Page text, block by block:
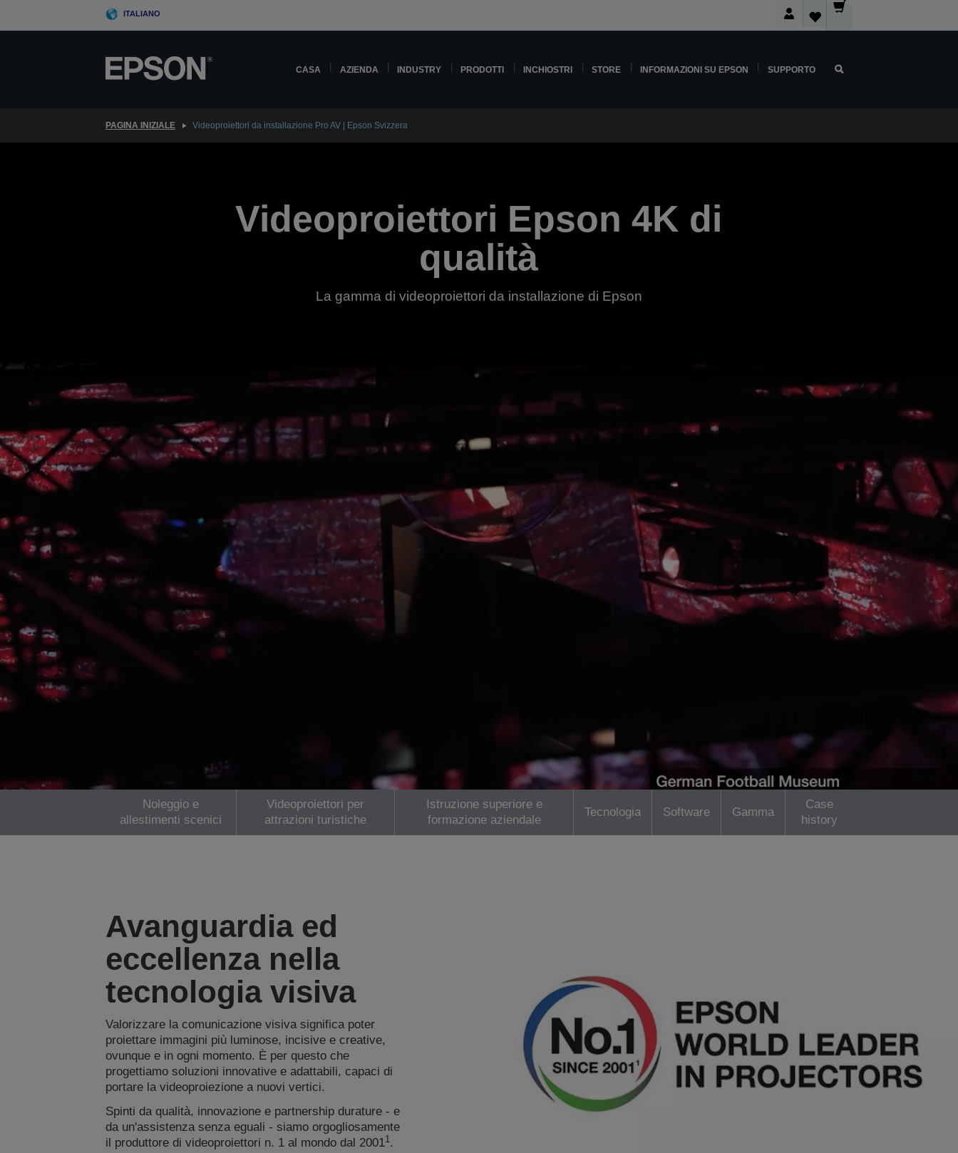
ITALIANO
CASA AZIENDA INDUSTRY PRODOTTI INCHIOSTRI STORE INFORMAZIONI SU EPSON SUPPORTO
PAGINA INIZIALE Videoproiettori da installazione Pro AV | Epson Svizzera
Videoproiettori Epson 4K di
qualità
La gamma di videoproiettori da installazione di Epson
Noleggio e
allestimenti scenici
Videoproiettori per
attrazioni turistiche
Istruzione superiore e
formazione aziendale
Tecnologia Software Gamma
Case
history
Avanguardia ed
eccellenza nella
tecnologia visiva
Valorizzare la comunicazione visiva significa poter
proiettare immagini più luminose, incisive e creative,
ovunque e in ogni momento. È per questo che
progettiamo soluzioni innovative e adattabili, capaci di
portare la videoproiezione a nuovi vertici.
Spinti da qualità, innovazione e partnership durature - e
da un'assistenza senza eguali - siamo orgogliosamente
il produttore di videoproiettori n. 1 al mondo dal 20011.